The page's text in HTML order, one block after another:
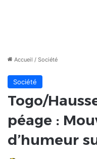
Accueil / Société
Société
Togo/
péage :
d’humeur